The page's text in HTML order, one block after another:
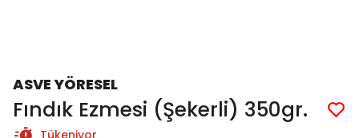
ASVE YÖRESEL
Fındık Ezmesi (Şekerli) 350gr.
Tükeniyor